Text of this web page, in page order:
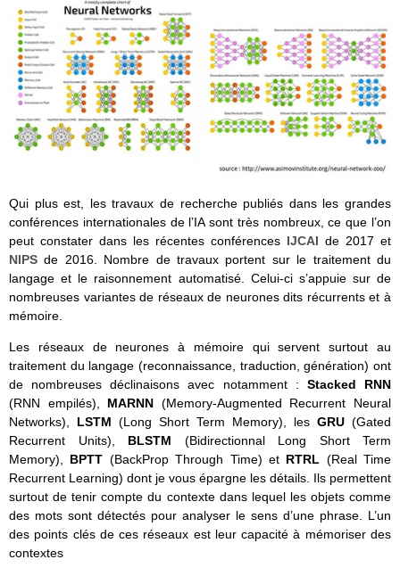
Qui plus est, les travaux de recherche publiés dans les grandes
conférences internationales de l’IA sont très nombreux, ce que l’on
peut constater dans les récentes conférences IJCAI de 2017 et
NIPS de 2016. Nombre de travaux portent sur le traitement du
langage et le raisonnement automatisé. Celui-ci s’appuie sur de
nombreuses variantes de réseaux de neurones dits récurrents et à
mémoire.
Les réseaux de neurones à mémoire qui servent surtout au
traitement du langage (reconnaissance, traduction, génération) ont
de nombreuses déclinaisons avec notamment : Stacked RNN
(RNN empilés), MARNN (Memory-Augmented Recurrent Neural
Networks), LSTM (Long Short Term Memory), les GRU (Gated
Recurrent Units), BLSTM (Bidirectionnal Long Short Term
Memory), BPTT (BackProp Through Time) et RTRL (Real Time
Recurrent Learning) dont je vous épargne les détails. Ils permettent
surtout de tenir compte du contexte dans lequel les objets comme
des mots sont détectés pour analyser le sens d’une phrase. L’un
des points clés de ces réseaux est leur capacité à mémoriser des
contextes